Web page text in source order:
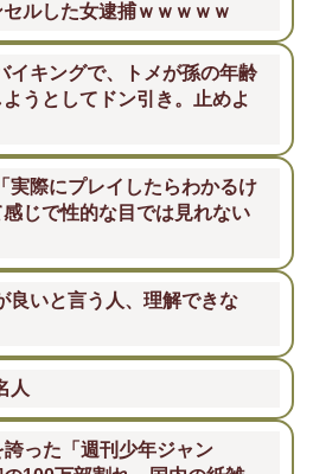
ルした女逮捕ｗｗｗｗｗ
イキングで、トメが孫の年齢
うとしてドン引き。止めよ
実際にプレイしたらわかるけ
じで性的な目では見れない
良いと言う人、理解できな
人
った「週刊少年ジャン